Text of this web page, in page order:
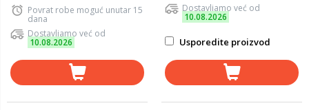
Povrat robe moguć unutar 15
dana
Dostavljamo već od
10.08.2026
Dostavljamo već od
10.08.2026
Usporedite proizvod